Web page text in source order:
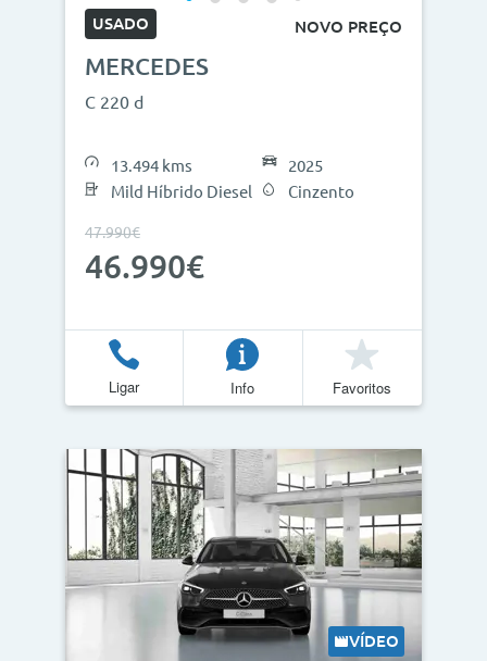
USADO NOVO PREÇO
MERCEDES
C 220 d
13.494 kms
Mild Híbrido Diesel
2025
Cinzento
47.990€
46.990€
Ligar Info Favoritos
VÍDEO